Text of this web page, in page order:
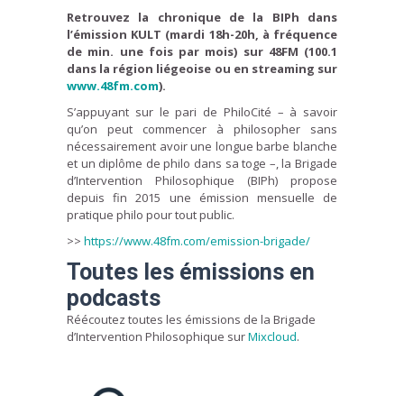
Retrouvez la chronique de la BIPh dans
l’émission KULT (mardi 18h-20h, à fréquence
de min. une fois par mois) sur 48FM (100.1
dans la région liégeoise ou en streaming sur
www.48fm.com).
S’appuyant sur le pari de PhiloCité – à savoir
qu’on peut commencer à philosopher sans
nécessairement avoir une longue barbe blanche
et un diplôme de philo dans sa toge –, la Brigade
d’Intervention Philosophique (BIPh) propose
depuis fin 2015 une émission mensuelle de
pratique philo pour tout public.
>> https://www.48fm.com/emission-brigade/
Toutes les émissions en
podcasts
Réécoutez toutes les émissions de la Brigade
d’Intervention Philosophique surMixcloud.